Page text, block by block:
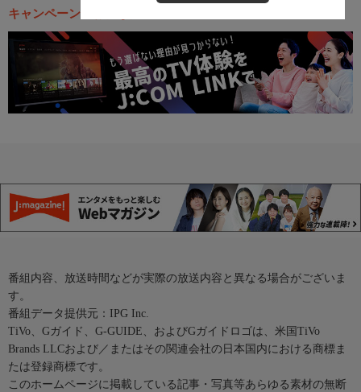
キャンペーン・お得な情報
番組内容、放送時間などが実際の放送内容と異なる場合がございま
す。
番組データ提供元：IPG Inc.
TiVo、Gガイド、G-GUIDE、およびGガイドロゴは、米国TiVo
Brands LLCおよび／またはその関連会社の日本国内における商標ま
たは登録商標です。
このホームページに掲載している記事・写真等あらゆる素材の無断